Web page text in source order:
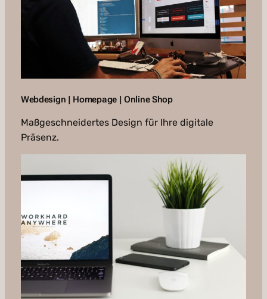
Webdesign | Homepage | Online Shop
Maßgeschneidertes Design für Ihre digitale
Präsenz.